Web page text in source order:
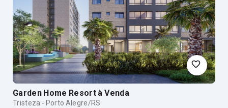
Garden Home Resort à Venda
Tristeza - Porto Alegre/RS